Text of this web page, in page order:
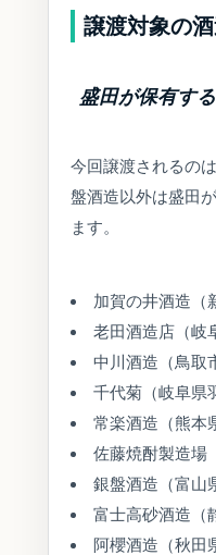
譲渡対象の
盛田が保有す
今回譲渡されるの
盤酒造以外は盛田
ます。
加賀の井酒造（
老田酒造店（岐
中川酒造（鳥取
千代菊（岐阜県
常楽酒造（熊本
佐藤焼酎製造場
銀盤酒造（富山
富士高砂酒造（
阿櫻酒造（秋田